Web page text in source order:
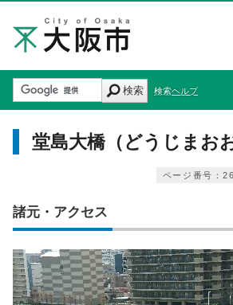
検索 検索ヘルプ
堂島大橋（どうじまお
ページ番号：
諸元・アクセス